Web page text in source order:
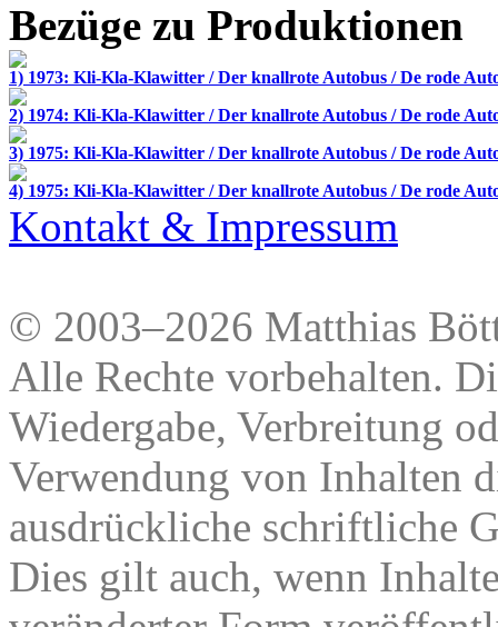
Bezüge zu Produktionen
1) 1973: Kli-Kla-Klawitter / Der knallrote Autobus / De rode
2) 1974: Kli-Kla-Klawitter / Der knallrote Autobus / De rode
3) 1975: Kli-Kla-Klawitter / Der knallrote Autobus / De rode
4) 1975: Kli-Kla-Klawitter / Der knallrote Autobus / De rode
Kontakt & Impressum
© 2003–2026 Matthias
Alle Rechte vorbehalten.
Wiedergabe, Verbreitung
Verwendung von Inhalten
ausdrückliche schriftliche
Dies gilt auch, wenn